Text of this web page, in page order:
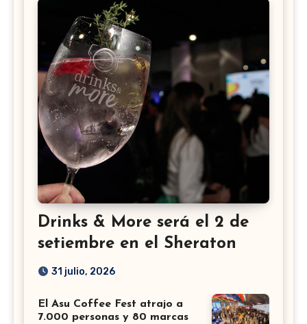
Drinks & More será el 2 de
setiembre en el Sheraton
31 julio, 2026
El Asu Coffee Fest atrajo a
7.000 personas y 80 marcas